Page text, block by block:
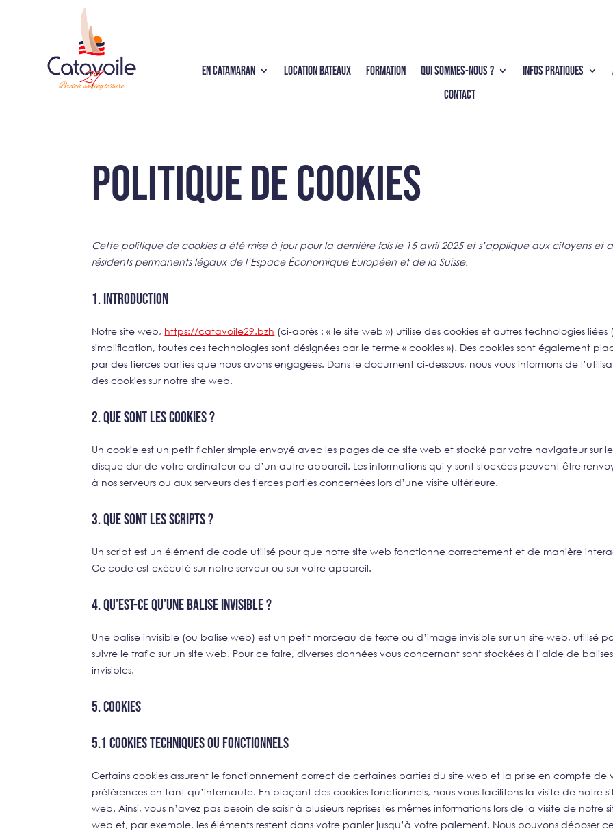
EN CATAMARAN LOCATION BATEAUX FORMATION QUI SOMMES-NOUS ? INFOS PRATIQUES
CONTACT
Politique de cookies
Cette politique de cookies a été mise à jour pour la dernière fois le 15 avril 2025 et s’applique aux citoyens et
résidents permanents légaux de l’Espace Économique Européen et de la Suisse.
1. Introduction
Notre site web, https://catavoile29.bzh (ci-après : « le site web ») utilise des cookies et autres technologies liées
simplification, toutes ces technologies sont désignées par le terme « cookies »). Des cookies sont également
par des tierces parties que nous avons engagées. Dans le document ci-dessous, nous vous informons de
des cookies sur notre site web.
2. Que sont les cookies ?
Un cookie est un petit fichier simple envoyé avec les pages de ce site web et stocké par votre navigateur sur le
disque dur de votre ordinateur ou d’un autre appareil. Les informations qui y sont stockées peuvent être
à nos serveurs ou aux serveurs des tierces parties concernées lors d’une visite ultérieure.
3. Que sont les scripts ?
Un script est un élément de code utilisé pour que notre site web fonctionne correctement et de manière
Ce code est exécuté sur notre serveur ou sur votre appareil.
4. Qu’est-ce qu’une balise invisible ?
Une balise invisible (ou balise web) est un petit morceau de texte ou d’image invisible sur un site web, utilisé
suivre le trafic sur un site web. Pour ce faire, diverses données vous concernant sont stockées à l’aide de balises
invisibles.
5. Cookies
5.1 Cookies techniques ou fonctionnels
Certains cookies assurent le fonctionnement correct de certaines parties du site web et la prise en compte de
préférences en tant qu’internaute. En plaçant des cookies fonctionnels, nous vous facilitons la visite de notre
web. Ainsi, vous n’avez pas besoin de saisir à plusieurs reprises les mêmes informations lors de la visite de notre
web et, par exemple, les éléments restent dans votre panier jusqu’à votre paiement. Nous pouvons déposer